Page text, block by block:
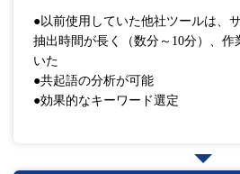
●以前使用していた他社ツールは、
抽出時間が長く（数分～10分）、作
いた
●共起語の分析が可能
●効果的なキーワード選定